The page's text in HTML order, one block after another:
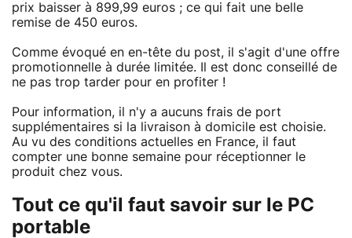
prix baisser à 899,99 euros ; ce qui fait une belle
remise de 450 euros.
Comme évoqué en en-tête du post, il s'agit d'une offre
promotionnelle à durée limitée. Il est donc conseillé de
ne pas trop tarder pour en profiter !
Pour information, il n'y a aucuns frais de port
supplémentaires si la livraison à domicile est choisie.
Au vu des conditions actuelles en France, il faut
compter une bonne semaine pour réceptionner le
produit chez vous.
Tout ce qu'il faut savoir sur le PC
portable